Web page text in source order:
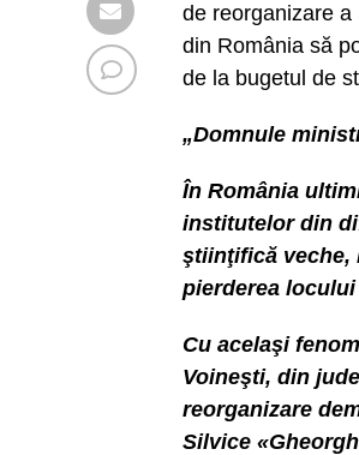
de reorganizare
din România să
de la bugetul de
„Domnule
În România
institutelor din
ştiinţifică veche,
pierderea
Cu acelaşi
Voineşti, din
reorganizare
Silvice